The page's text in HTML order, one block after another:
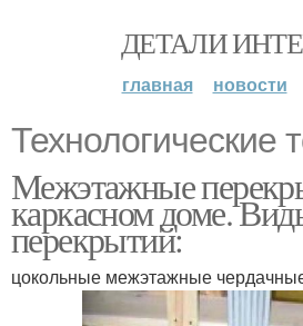
ДЕТАЛИ
главная новости
Технологические
Межэтажные
каркасном доме.
перекрытий:
цокольные межэтажные